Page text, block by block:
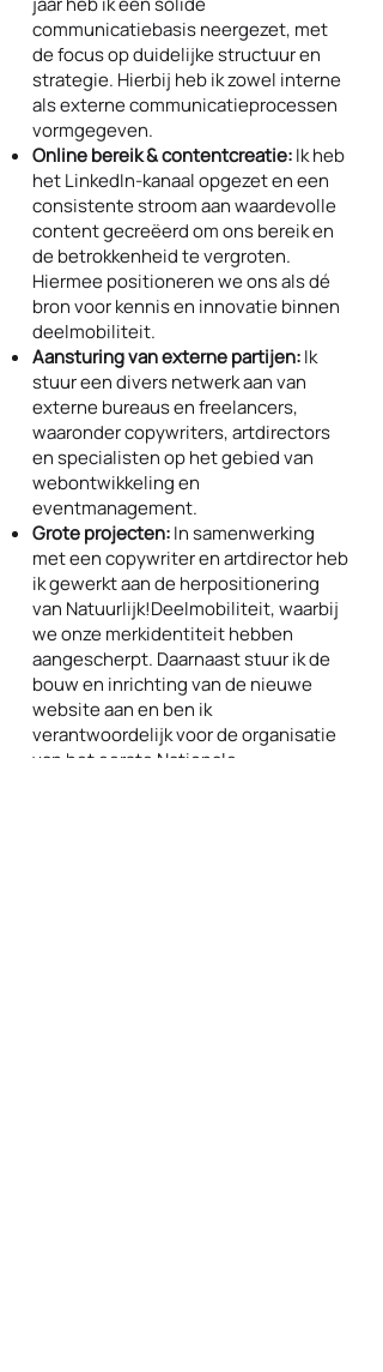
communicatiebasis neergezet, met
de focus op duidelijke structuur en
strategie. Hierbij heb ik zowel interne
als externe communicatieprocessen
vormgegeven.
Online bereik & contentcreatie:Ik heb
het LinkedIn-kanaal opgezet en een
consistente stroom aan waardevolle
content gecreëerd om ons bereik en
de betrokkenheid te vergroten.
Hiermee positioneren we ons als dé
bron voor kennis en innovatie binnen
deelmobiliteit.
Aansturing van externe partijen:Ik
stuur een divers netwerk aan van
externe bureaus en freelancers,
waaronder copywriters, artdirectors
en specialisten op het gebied van
webontwikkeling en
eventmanagement.
Grote projecten:In samenwerking
met een copywriter en artdirector heb
ik gewerkt aan de herpositionering
van Natuurlijk!Deelmobiliteit, waarbij
we onze merkidentiteit hebben
aangescherpt. Daarnaast stuur ik de
bouw en inrichting van de nieuwe
website aan en ben ik
verantwoordelijk voor de organisatie
van het eerste Nationale